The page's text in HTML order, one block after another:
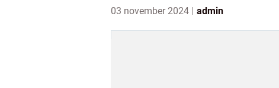
03 november 2024 admin